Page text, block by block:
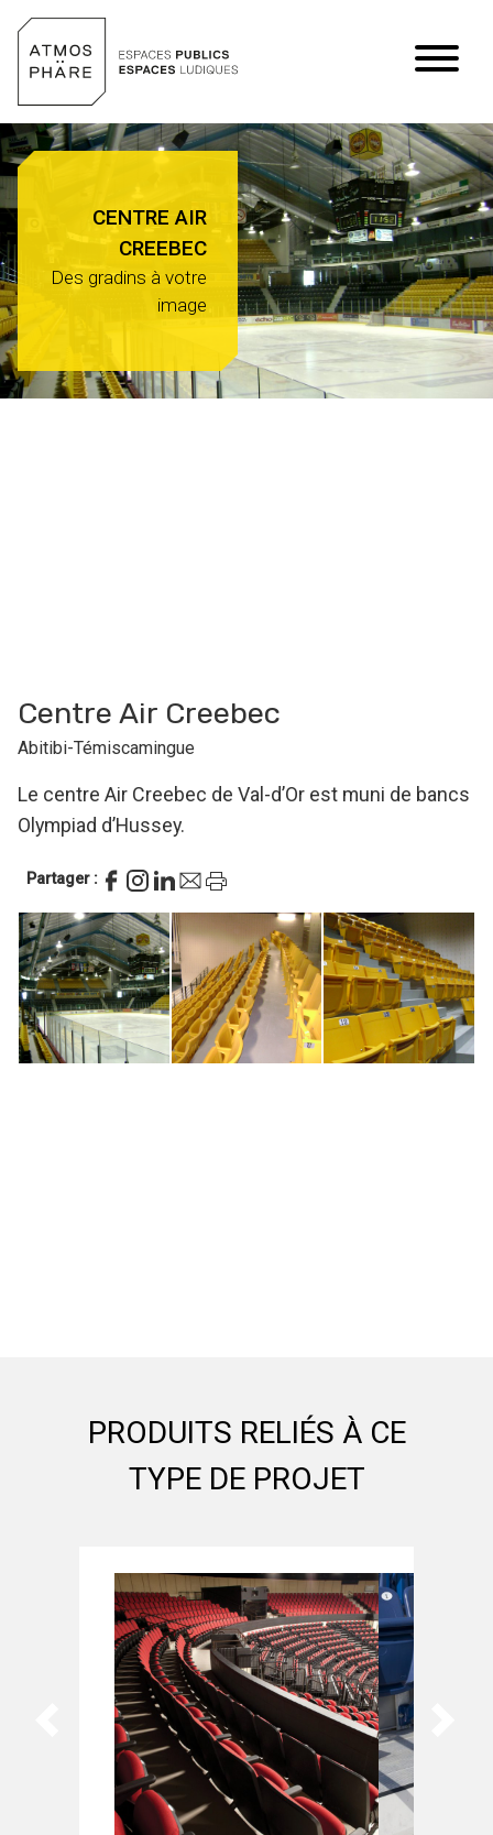
CENTRE AIR
CREEBEC
Des gradins à votre
image
Centre Air Creebec
Abitibi-Témiscamingue
Le centre Air Creebec de Val-d’Or est muni de bancs
Olympiad d’Hussey.
Partager :
PRODUITS RELIÉS À CE
TYPE DE PROJET